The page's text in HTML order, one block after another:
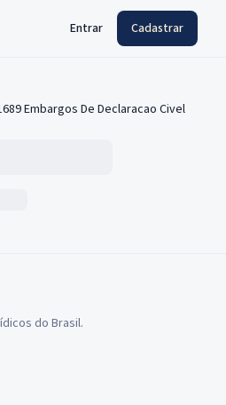
Entrar Cadastrar
Embargos De Declaracao Civel
do Brasil.